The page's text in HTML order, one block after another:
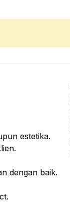
estetika.
dengan baik.